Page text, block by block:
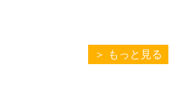
もっと見る